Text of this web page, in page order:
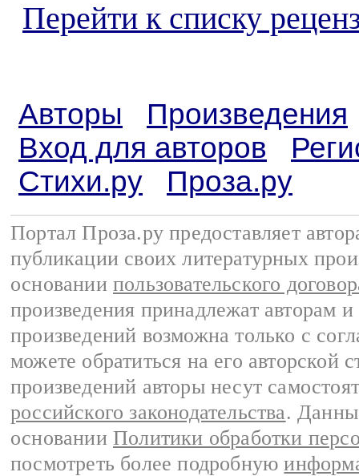
Перейти к списку
Авторы
Произведения
Вход для авторов
Стихи.ру
Проза.ру
Портал Проза.ру предоставляет
публикации своих литературных
основании пользовательского
произведения принадлежат авторам
произведений возможна только с
можете обратиться на его авторской
произведений авторы несут
российского законодательства.
основании Политики обработки
посмотреть более подробную